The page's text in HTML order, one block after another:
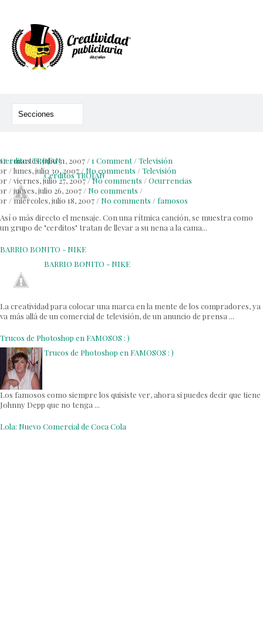
/martes, julio 31, 2007 /1 Comment/Televisión
Cerditos TROJAN
Cerditos TROJAN
Así o más directo el mensaje. Con una rítmica canción, se muestra como
un grupo de "cerditos" tratan de llevar a su nena a la cama...
BARRIO BONITO - NIKE
BARRIO BONITO - NIKE
La creatividad para colocar una marca en la mente de los compradores, ya
va más allá de un comercial de televisión, de un anuncio de prensa ...
Trucos de Photoshop en FAMOSOS : )
Trucos de Photoshop en FAMOSOS : )
Los famosos como siempre los quisiste ver, ahora si puedes decir que tiene
Johnny Depp que no tenga ...
/lunes, julio 30, 2007 / No comments /Televisión
Lola: Nuevo Comercial de Coca Cola
/viernes, julio 27, 2007/No comments /Ocurrencias
/jueves, julio 26, 2007 / No comments /
/miércoles, julio 18, 2007 / No comments / famosos